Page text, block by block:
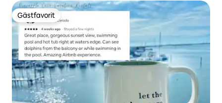
Gästfavorit
Gästfavorit